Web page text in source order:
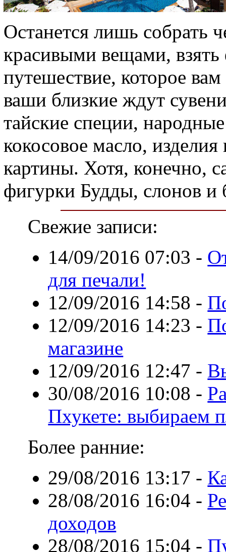
Останется лишь собрать
красивыми вещами, взять
путешествие, которое
ваши близкие ждут
тайские специи,
кокосовое масло,
картины. Хотя, конечно,
фигурки Будды, слонов и
Свежие записи:
14/09/2016 07:03 -
для печали!
12/09/2016 14:58 -
12/09/2016 14:23 -
магазине
12/09/2016 12:47 -
30/08/2016 10:08 -
Пхукете: выбираем
Более ранние:
29/08/2016 13:17 -
28/08/2016 16:04 -
доходов
28/08/2016 15:04 -